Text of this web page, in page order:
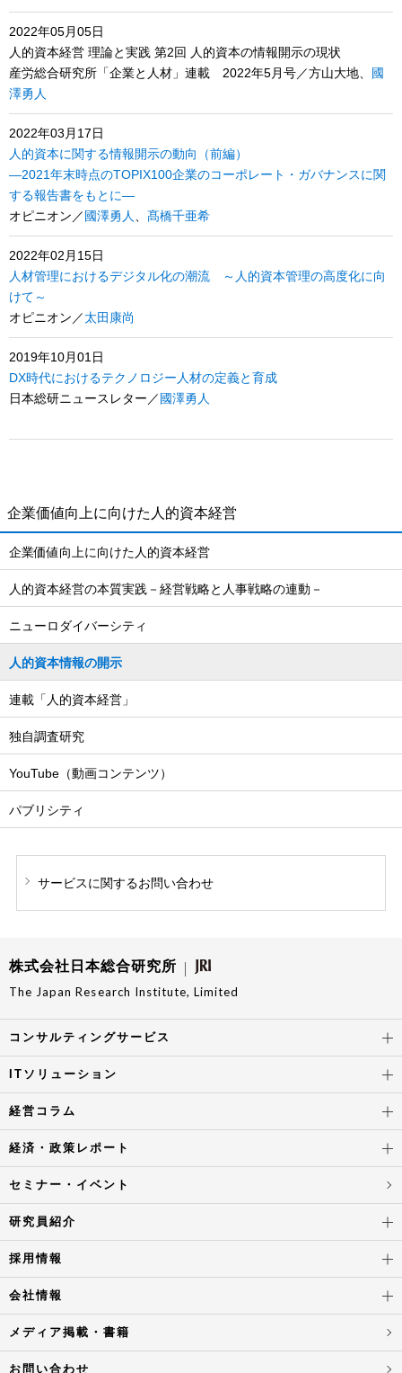
2022年05月05日
人的資本経営 理論と実践 第2回 人的資本の情報開示の現状
産労総合研究所「企業と人材」連載 2022年5月号／方山大地、 國
澤勇人
2022年03月17日
人的資本に関する情報開示の動向（前編）
―2021年末時点のTOPIX100企業のコーポレート・ガバナンスに関
する報告書をもとに―
オピニオン／國澤勇人 髙橋千亜希
2022年02月15日
人材管理におけるデジタル化の潮流 ～人的資本管理の高度化に向
けて～
オピニオン／太田康尚
2019年10月01日
DX時代におけるテクノロジー人材の定義と育成
日本総研ニュースレター／國澤勇人
企業価値向上に向けた人的資本経営
企業価値向上に向けた人的資本経営
人的資本経営の本質実践－経営戦略と人事戦略の連動－
ニューロダイバーシティ
人的資本情報の開示
連載「人的資本経営」
独自調査研究
YouTube（動画コンテンツ）
パブリシティ
サービスに関するお問い合わせ
株式会社日本総合研究所
The Japan Research Institute, Limited
コンサルティングサービス
ITソリューション
経営コラム
経済・政策レポート
セミナー・イベント
研究員紹介
採用情報
会社情報
メディア掲載・書籍
お問い合わせ